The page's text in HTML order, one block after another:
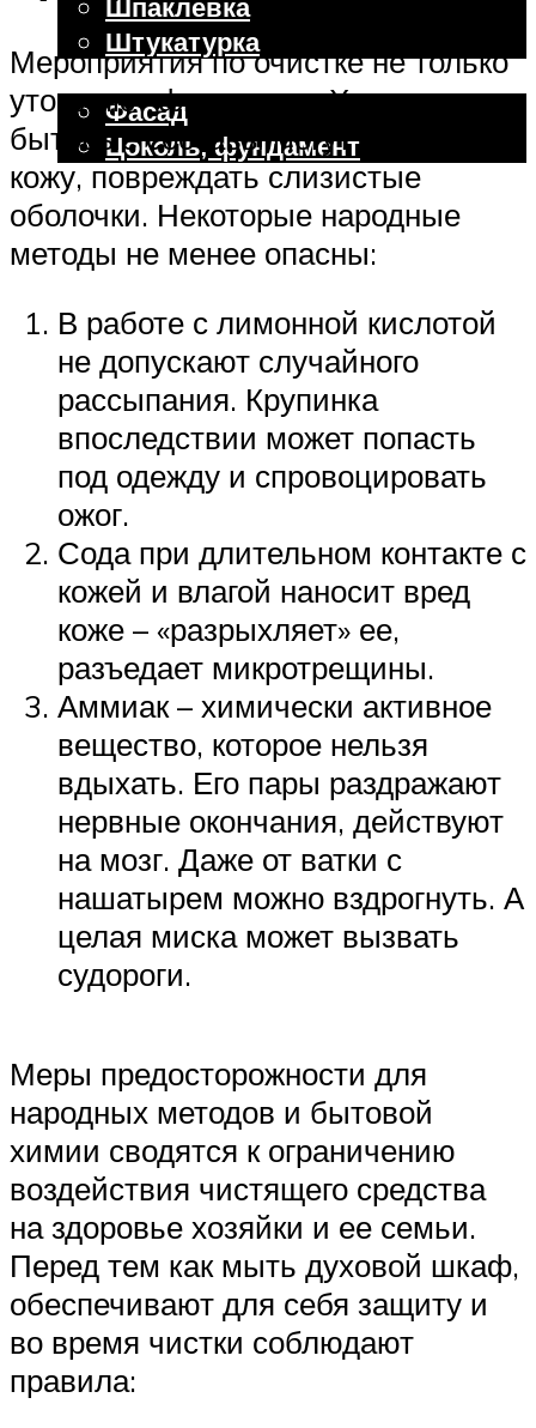
Шпаклевка
Штукатурка
Внешняя отделка
Фасад
Цоколь, фундамент
Меню
Мероприятия по очистке не только
утомляют физически. Химические
бытовые составы могут разъедать
кожу, повреждать слизистые
оболочки. Некоторые народные
методы не менее опасны:
В работе с лимонной кислотой
не допускают случайного
рассыпания. Крупинка
впоследствии может попасть
под одежду и спровоцировать
ожог.
Сода при длительном контакте с
кожей и влагой наносит вред
коже – «разрыхляет» ее,
разъедает микротрещины.
Аммиак – химически активное
вещество, которое нельзя
вдыхать. Его пары раздражают
нервные окончания, действуют
на мозг. Даже от ватки с
нашатырем можно вздрогнуть. А
целая миска может вызвать
судороги.
Меры предосторожности для
народных методов и бытовой
химии сводятся к ограничению
воздействия чистящего средства
на здоровье хозяйки и ее семьи.
Перед тем как мыть духовой шкаф,
обеспечивают для себя защиту и
во время чистки соблюдают
правила: